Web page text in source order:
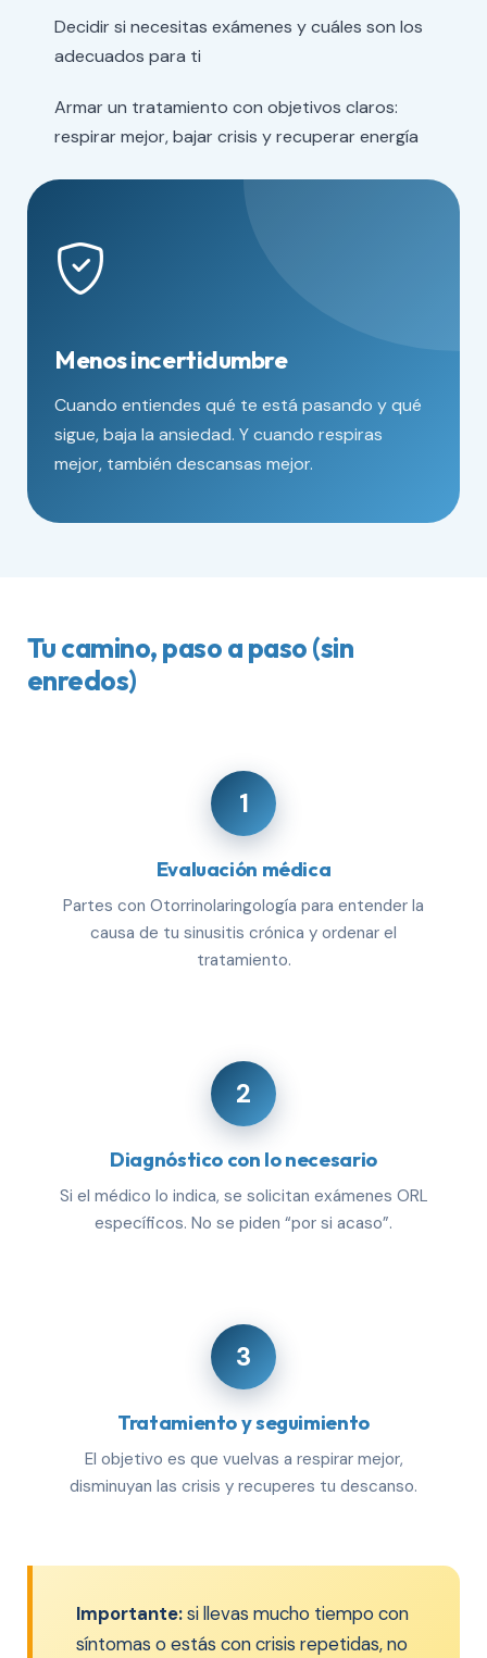
Decidir si necesitas exámenes y cuáles son los
adecuados para ti
Armar un tratamiento con objetivos claros:
respirar mejor, bajar crisis y recuperar energía
Menos incertidumbre
Cuando entiendes qué te está pasando y qué
sigue, baja la ansiedad. Y cuando respiras
mejor, también descansas mejor.
Tu camino, paso a paso (sin
enredos)
1
Evaluación médica
Partes con Otorrinolaringología para entender la
causa de tu sinusitis crónica y ordenar el
tratamiento.
2
Diagnóstico con lo necesario
Si el médico lo indica, se solicitan exámenes ORL
específicos. No se piden “por si acaso”.
3
Tratamiento y seguimiento
El objetivo es que vuelvas a respirar mejor,
disminuyan las crisis y recuperes tu descanso.
Importante:si llevas mucho tiempo con
síntomas o estás con crisis repetidas, no